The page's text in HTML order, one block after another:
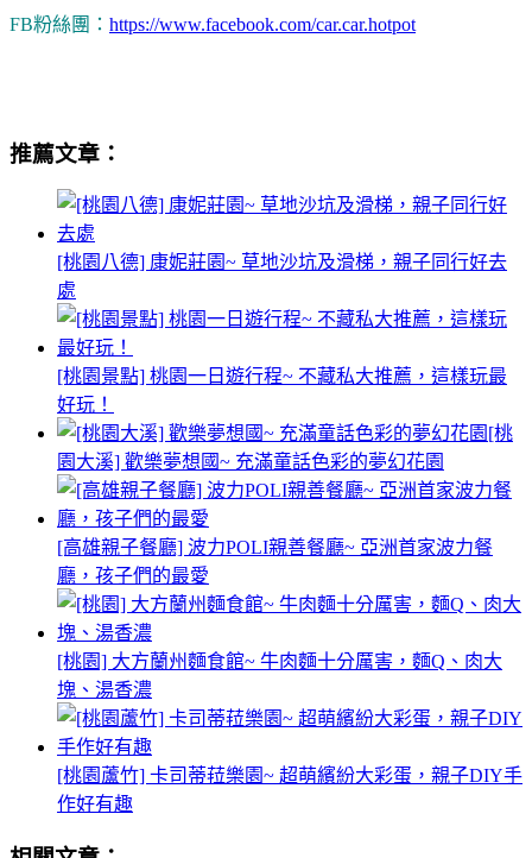
FB粉絲團： https://www.facebook.com/car.car.hotpot
推薦文章：
[桃園八德] 康妮莊園~ 草地沙坑及滑梯，親子同行好去
處
[桃園景點] 桃園一日遊行程~ 不藏私大推薦，這樣玩最
好玩！
[桃
園大溪] 歡樂夢想國~ 充滿童話色彩的夢幻花園
[高雄親子餐廳] 波力POLI親善餐廳~ 亞洲首家波力餐
廳，孩子們的最愛
[桃園] 大方蘭州麵食館~ 牛肉麵十分厲害，麵Q、肉大
塊、湯香濃
[桃園蘆竹] 卡司蒂菈樂園~ 超萌繽紛大彩蛋，親子DIY手
作好有趣